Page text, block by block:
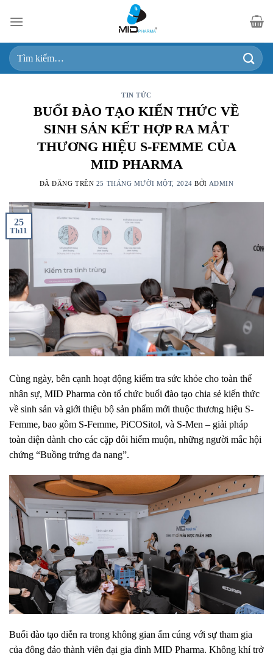
đến
dung
Tìm
kiếm:
TIN TỨC
BUỔI ĐÀO TẠO KIẾN THỨC VỀ
SINH SẢN KẾT HỢP RA MẮT
THƯƠNG HIỆU S-FEMME CỦA
MID PHARMA
ĐÃ ĐĂNG TRÊN 25 THÁNG MƯỜI MỘT, 2024 BỞI ADMIN
25
Th11
Cùng ngày, bên cạnh hoạt động kiểm tra sức khỏe cho toàn thể
nhân sự, MID Pharma còn tổ chức buổi đào tạo chia sẻ kiến thức
về sinh sản và giới thiệu bộ sản phẩm mới thuộc thương hiệu S-
Femme, bao gồm S-Femme, PiCOSitol, và S-Men – giải pháp
toàn diện dành cho các cặp đôi hiếm muộn, những người mắc hội
chứng “Buồng trứng đa nang”.
Buổi đào tạo diễn ra trong không gian ấm cúng với sự tham gia
của đông đảo thành viên đại gia đình MID Pharma. Không khí trở